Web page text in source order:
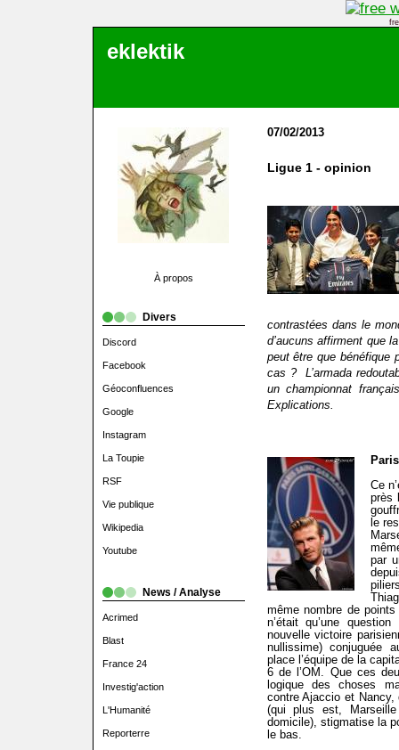
eklektik
À propos
Divers
Discord
Facebook
Géoconfluences
Google
Instagram
La Toupie
RSF
Vie publique
Wikipedia
Youtube
News / Analyse
Acrimed
Blast
France 24
Investig'action
L'Humanité
Reporterre
07/02/2013
Ligue 1 - opinion
contrastées dans le
d’aucuns affirment que
peut être que bénéfique
cas ? L’armada
un championnat
Explications.
Ce
près
le
par
même nombre de
n’était qu’une
nouvelle victoire
nullissime) conjuguée
place l’équipe de la
6 de l’OM. Que ces
logique des choses
contre Ajaccio et
(qui plus est,
domicile), stigmatise la
le bas.